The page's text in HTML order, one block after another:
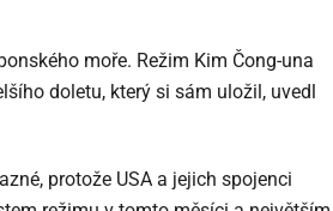
moře. Režim Kim Čong-una
doletu, který si sám uložil, uvedl
protože USA a jejich spojenci